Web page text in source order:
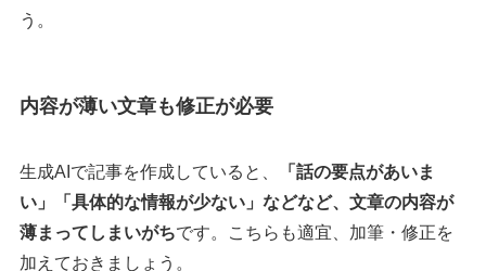
う。
内容が薄い文章も修正が必要
生成AIで記事を作成していると、
「話の要点があいま
い」「具体的な情報が少ない」などなど、文章の内容が
薄まってしまいがちです。こちらも適宜、加筆・修正を
加えておきましょう。